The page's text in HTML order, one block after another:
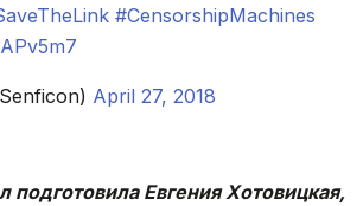
#CensorshipMachines
April 27, 2018
подготовила Евгения Хотовицкая,